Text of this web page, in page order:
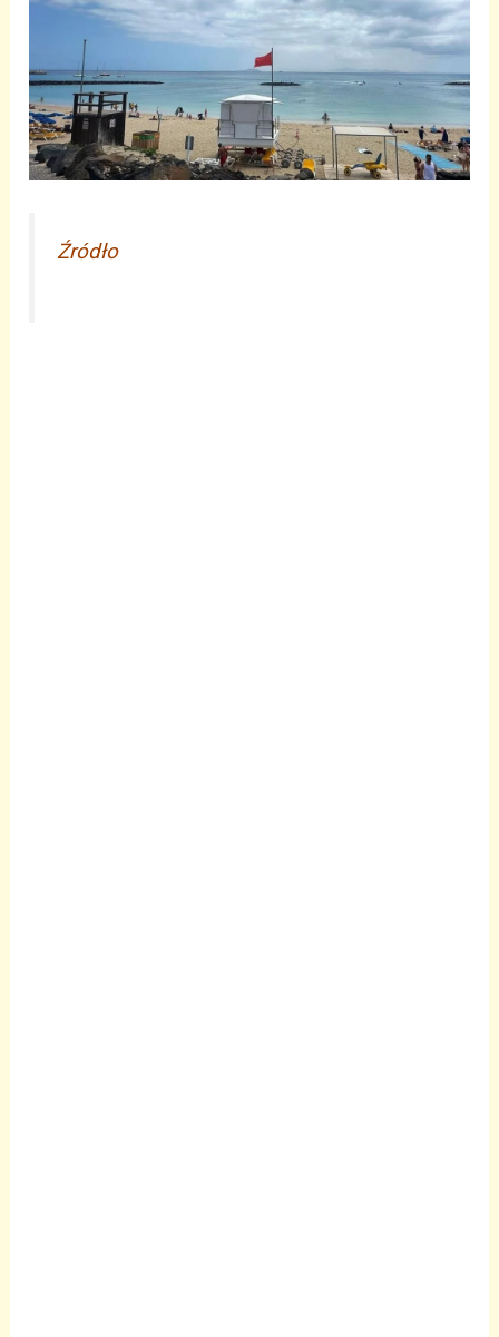
Źródło